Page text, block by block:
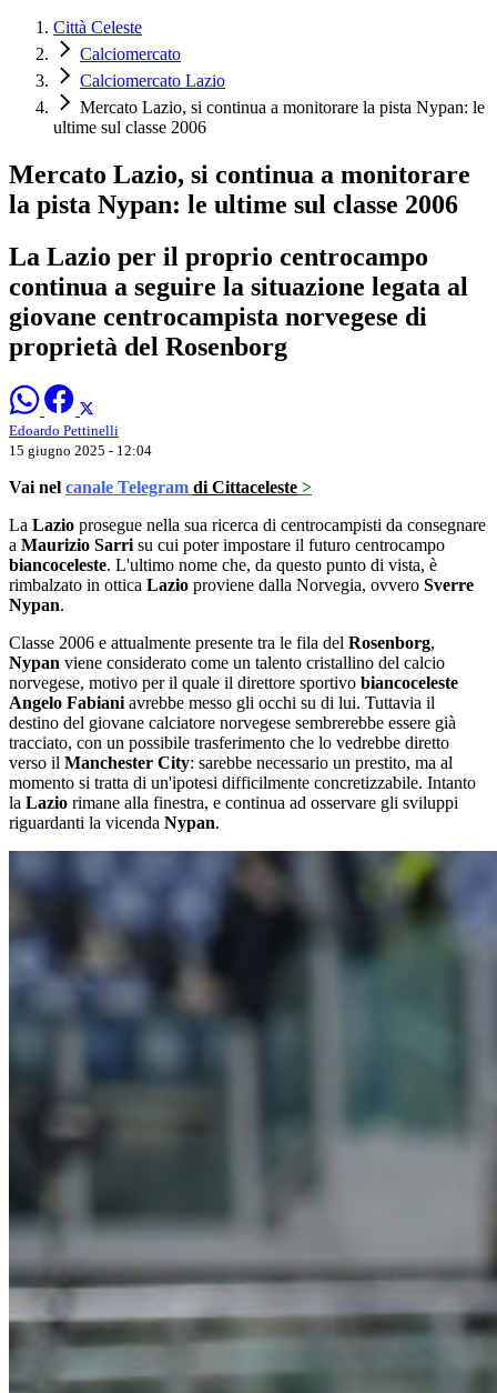
Città Celeste
Calciomercato
Calciomercato Lazio
Mercato Lazio, si continua a monitorare la pista Nypan: le
ultime sul classe 2006
Mercato Lazio, si continua a monitorare
la pista Nypan: le ultime sul classe 2006
La Lazio per il proprio centrocampo
continua a seguire la situazione legata al
giovane centrocampista norvegese di
proprietà del Rosenborg
Edoardo Pettinelli
15 giugno 2025 - 12:04
Vai nel canale Telegram di Cittaceleste >
La Lazio prosegue nella sua ricerca di centrocampisti da consegnare
a Maurizio Sarri su cui poter impostare il futuro centrocampo
biancoceleste. L'ultimo nome che, da questo punto di vista, è
rimbalzato in ottica Lazio proviene dalla Norvegia, ovvero Sverre
Nypan.
Classe 2006 e attualmente presente tra le fila del Rosenborg,
Nypan viene considerato come un talento cristallino del calcio
norvegese, motivo per il quale il direttore sportivo biancoceleste
Angelo Fabiani avrebbe messo gli occhi su di lui. Tuttavia il
destino del giovane calciatore norvegese sembrerebbe essere già
tracciato, con un possibile trasferimento che lo vedrebbe diretto
verso il Manchester City: sarebbe necessario un prestito, ma al
momento si tratta di un'ipotesi difficilmente concretizzabile. Intanto
la Lazio rimane alla finestra, e continua ad osservare gli sviluppi
riguardanti la vicenda Nypan.